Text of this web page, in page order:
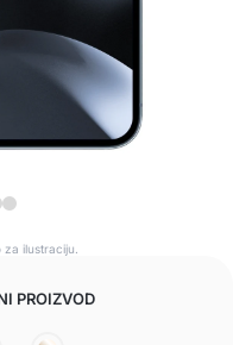
ilustraciju.
PROIZVOD